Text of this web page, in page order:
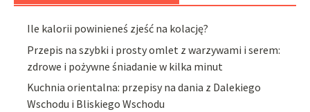
Ile kalorii powinieneś zjeść na kolację?
Przepis na szybki i prosty omlet z warzywami i serem:
zdrowe i pożywne śniadanie w kilka minut
Kuchnia orientalna: przepisy na dania z Dalekiego
Wschodu i Bliskiego Wschodu